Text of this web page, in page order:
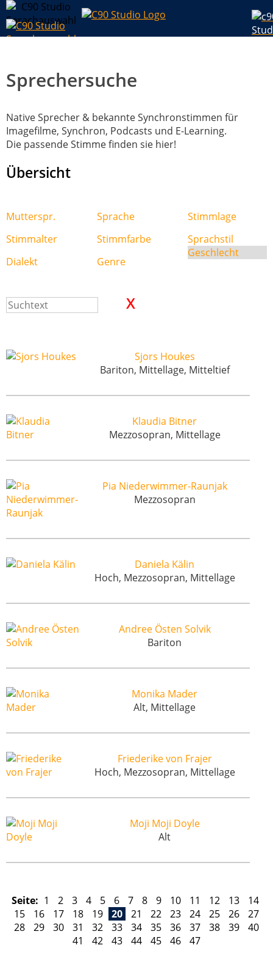
Sprechersuche
Native Sprecher & bekannte Synchronstimmen für
Imagefilme, Synchron, Podcasts und E-Learning.
Die passende Stimme finden sie hier!
Übersicht
Sjors Houkes
Bariton, Mittellage, Mitteltief
Klaudia Bitner
Mezzosopran, Mittellage
Pia Niederwimmer-Raunjak
Mezzosopran
Daniela Kälin
Hoch, Mezzosopran, Mittellage
Andree Östen Solvik
Bariton
Monika Mader
Alt, Mittellage
Friederike von Frajer
Hoch, Mezzosopran, Mittellage
Moji Moji Doyle
Alt
Seite: 1 2 3 4 5 6 7 8 9 10 11 12 13
14
15
16 17 18 19 20 21 22 23 24 25 26
27
28
29 30 31 32 33 34 35 36 37 38 39
40
41
42 43 44 45 46 47